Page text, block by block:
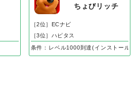
ちょびリッチ
［2位］ECナビ
［3位］ハピタス
条件：レベル1000到達(インストール後